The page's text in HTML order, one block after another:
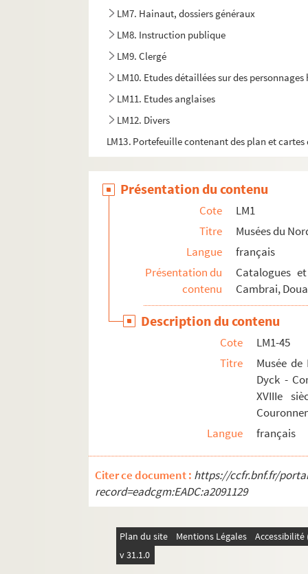
LM7. Hainaut, dossiers généraux
LM8. Instruction publique
LM9. Clergé
LM10. Etudes détaillées sur des
LM11. Etudes anglaises
LM12. Divers
LM13. Portefeuille contenant des plan et
Présentation du contenu
Cote
LM1
Titre
Musées du
Langue
français
Présentation du
contenu
Catalogues
Cambrai,
Description du contenu
Cote
LM1-45
Titre
Musée
Dyck -
XVIIIe
Langue
français
Citer ce document : https://ccfr.bnf.fr/
record=eadcgm:EADC:a2091129
Plan du site Mentions Légales
v 31.1.0